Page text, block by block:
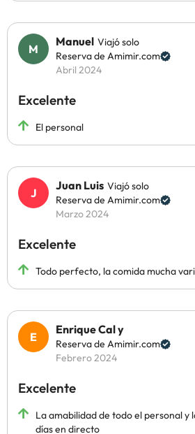
Manuel Viajó solo
Reserva de Amimir.com
Abril 2024
Excelente
El personal
Juan Luis Viajó solo
Reserva de Amimir.com
Marzo 2024
Excelente
Todo perfecto, la comida mucha
Enrique Cal y
Reserva de Amimir.com
Febrero 2024
Excelente
La amabilidad de todo el personal y
días en directo